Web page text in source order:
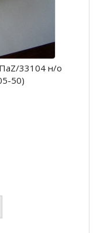
33104 н/о
50)